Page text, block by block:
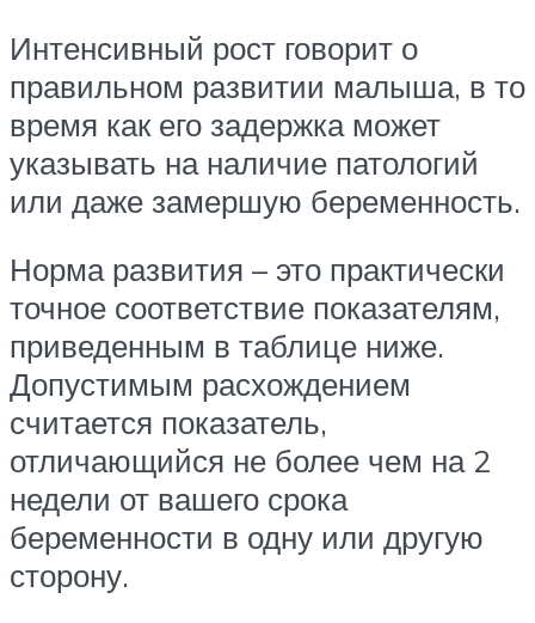
Интенсивный рост говорит о
правильном развитии малыша, в то
время как его задержка может
указывать на наличие патологий
или даже замершую беременность.
Норма развития – это практически
точное соответствие показателям,
приведенным в таблице ниже.
Допустимым расхождением
считается показатель,
отличающийся не более чем на 2
недели от вашего срока
беременности в одну или другую
сторону.